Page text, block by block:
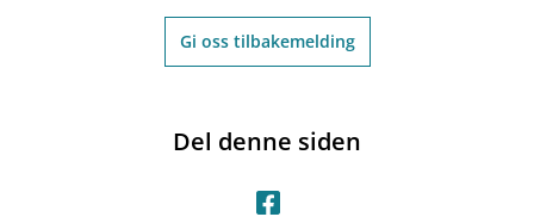
Gi oss tilbakemelding
Del denne siden